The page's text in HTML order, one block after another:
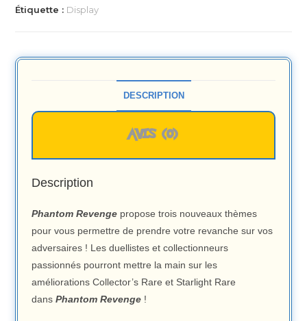
Étiquette : Display
DESCRIPTION
AVIS (0)
Description
Phantom Revenge propose trois nouveaux thèmes
pour vous permettre de prendre votre revanche sur vos
adversaires ! Les duellistes et collectionneurs
passionnés pourront mettre la main sur les
améliorations Collector’s Rare et Starlight Rare
dansPhantom Revenge !